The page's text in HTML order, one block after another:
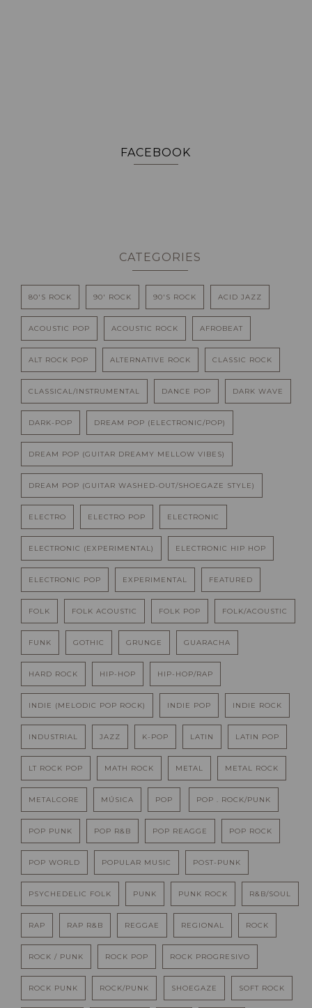
FACEBOOK
CATEGORIES
80'S ROCK 90' ROCK 90'S ROCK ACID JAZZ
ACOUSTIC POP ACOUSTIC ROCK AFROBEAT
ALT ROCK POP ALTERNATIVE ROCK CLASSIC ROCK
CLASSICAL/INSTRUMENTAL DANCE POP DARK WAVE
DARK-POP DREAM POP (ELECTRONIC/POP)
DREAM POP (GUITAR DREAMY MELLOW VIBES)
DREAM POP (GUITAR WASHED-OUT/SHOEGAZE STYLE)
ELECTRO ELECTRO POP ELECTRONIC
ELECTRONIC (EXPERIMENTAL) ELECTRONIC HIP HOP
ELECTRONIC POP EXPERIMENTAL FEATURED
FOLK FOLK ACOUSTIC FOLK POP FOLK/ACOUSTIC
FUNK GOTHIC GRUNGE GUARACHA
HARD ROCK HIP-HOP HIP-HOP/RAP
INDIE (MELODIC POP ROCK) INDIE POP INDIE ROCK
INDUSTRIAL JAZZ K-POP LATIN LATIN POP
LT ROCK POP MATH ROCK METAL METAL ROCK
METALCORE MÚSICA POP POP . ROCK/PUNK
POP PUNK POP R&B POP REAGGE POP ROCK
POP WORLD POPULAR MUSIC POST-PUNK
PSYCHEDELIC FOLK PUNK PUNK ROCK R&B/SOUL
RAP RAP R&B REGGAE REGIONAL ROCK
ROCK / PUNK ROCK POP ROCK PROGRESIVO
ROCK PUNK ROCK/PUNK SHOEGAZE SOFT ROCK